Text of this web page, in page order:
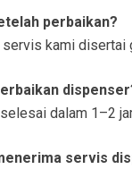
perbaikan?
servis kami
dalam 1–2
servis